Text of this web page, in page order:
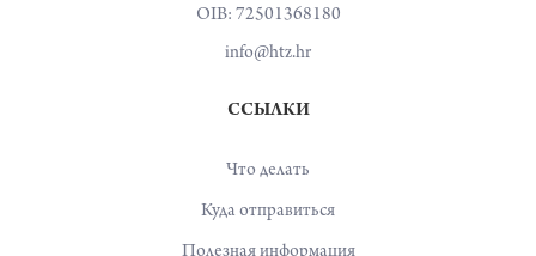
OIB: 72501368180
info@htz.hr
ССЫЛКИ
Что делать
Куда отправиться